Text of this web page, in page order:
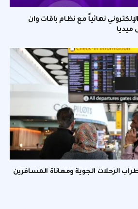
نهائياً مع نظام باقات وان
ميديا
الرحلات الجوية ومعاناة المسافرين